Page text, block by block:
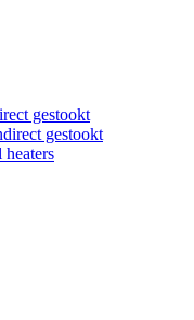
gestookt
gestookt